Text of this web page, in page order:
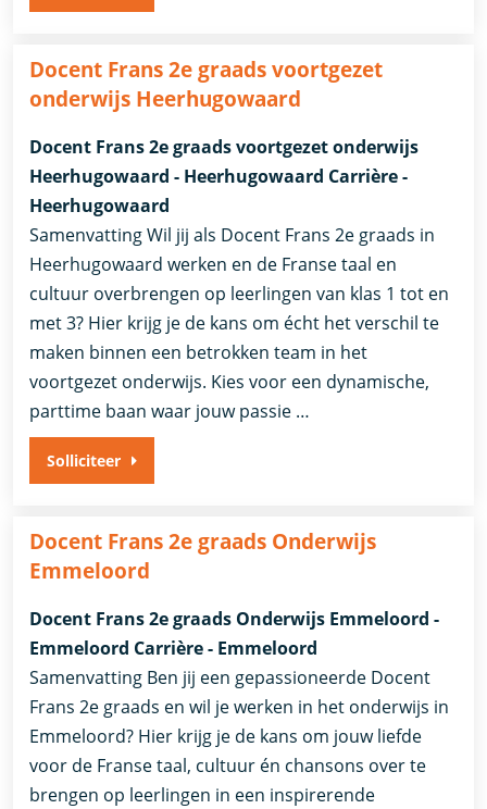
Docent Frans 2e graads voortgezet
onderwijs Heerhugowaard
Docent Frans 2e graads voortgezet onderwijs
Heerhugowaard - Heerhugowaard Carrière -
Heerhugowaard
Samenvatting Wil jij als Docent Frans 2e graads in
Heerhugowaard werken en de Franse taal en
cultuur overbrengen op leerlingen van klas 1 tot en
met 3? Hier krijg je de kans om écht het verschil te
maken binnen een betrokken team in het
voortgezet onderwijs. Kies voor een dynamische,
parttime baan waar jouw passie …
Solliciteer
Docent Frans 2e graads Onderwijs
Emmeloord
Docent Frans 2e graads Onderwijs Emmeloord -
Emmeloord Carrière - Emmeloord
Samenvatting Ben jij een gepassioneerde Docent
Frans 2e graads en wil je werken in het onderwijs in
Emmeloord? Hier krijg je de kans om jouw liefde
voor de Franse taal, cultuur én chansons over te
brengen op leerlingen in een inspirerende